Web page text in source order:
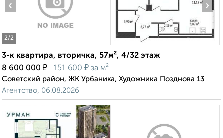
2/2
‹ ›
3-к квартира, вторичка, 57м², 4/32 этаж
8 600 000 ₽ 151 600 ₽ за м²
Советский район, ЖК Урбаника, Художника Позднова 13
Агентство, 06.08.2026